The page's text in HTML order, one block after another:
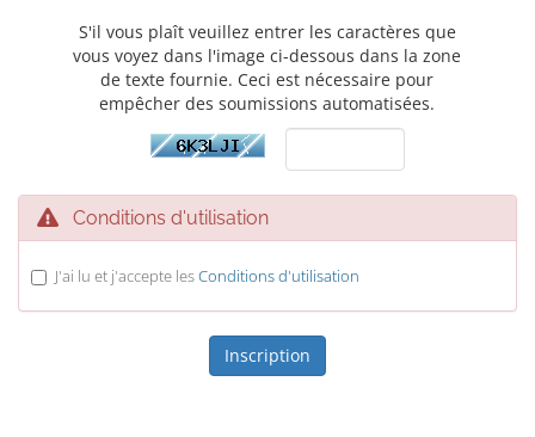
S'il vous plaît veuillez entrer les caractères que
vous voyez dans l'image ci-dessous dans la zone
de texte fournie. Ceci est nécessaire pour
empêcher des soumissions automatisées.
Conditions d'utilisation
J'ai lu et j'accepte lesConditions d'utilisation